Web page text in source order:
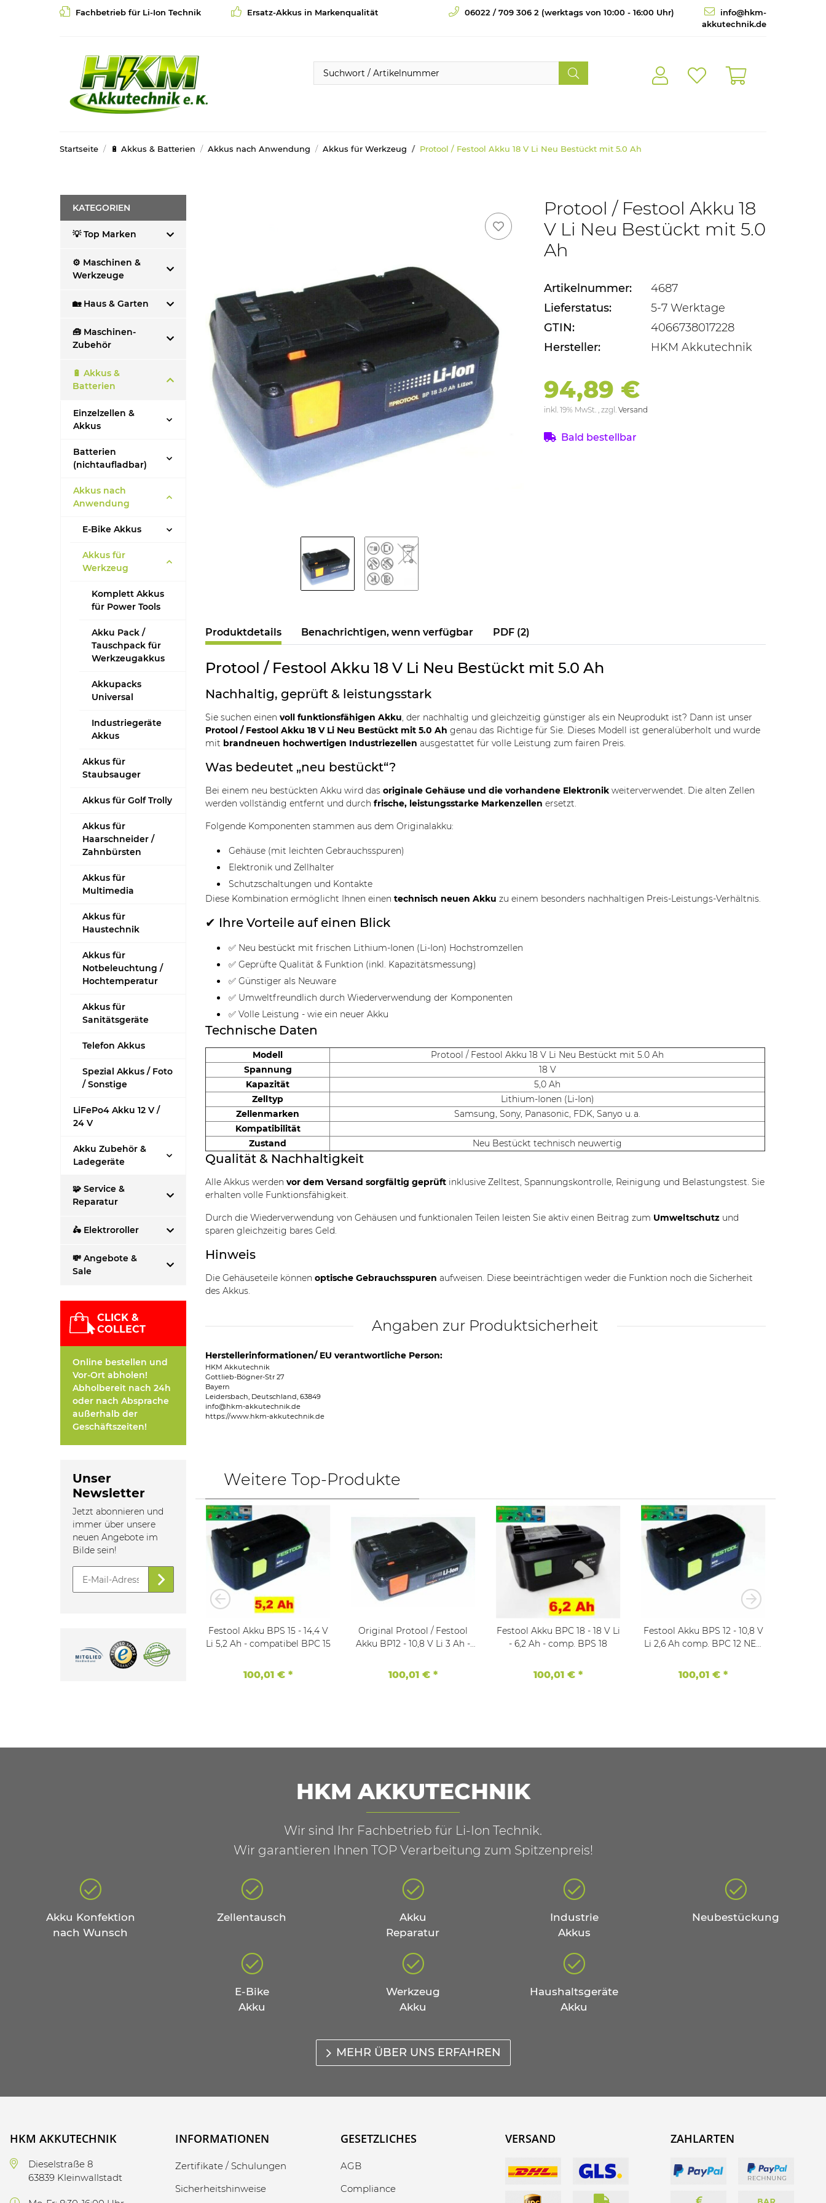
Fachbetrieb für Li-Ion Technik Ersatz-Akkus in Markenqualität 06022 / 709 306 2 (werktags von 10:00 - 16:00 Uhr)
info@hkm-
akkutechnik.de
Startseite 🔋 Akkus & Batterien Akkus nach Anwendung Akkus für Werkzeug Protool / Festool Akku 18 V Li Neu Bestückt mit 5.0 Ah
Protool / Festool Akku 18
V Li Neu Bestückt mit 5.0
Ah
Artikelnummer:
4687
Lieferstatus:
5-7 Werktage
GTIN:
4066738017228
Hersteller:
HKM Akkutechnik
94,89 €
inkl. 19% MwSt. , zzgl. Versand
Bald bestellbar
Produktdetails Benachrichtigen, wenn verfügbar PDF (2)
Protool / Festool Akku 18 V Li Neu Bestückt mit 5.0 Ah
Nachhaltig, geprüft & leistungsstark
Sie suchen einenvoll funktionsfähigen Akku, der nachhaltig und gleichzeitig günstiger als ein Neuprodukt ist? Dann ist unser
Protool / Festool Akku 18 V Li Neu Bestückt mit 5.0 Ahgenau das Richtige für Sie. Dieses Modell ist generalüberholt und wurde
mit brandneuen hochwertigen Industriezellen ausgestattet für volle Leistung zum fairen Preis.
Was bedeutet „neu bestückt“?
Bei einem neu bestückten Akku wird dasoriginale Gehäuse und die vorhandene Elektronik weiterverwendet. Die alten Zellen
werden vollständig entfernt und durchfrische, leistungsstarke Markenzellen ersetzt.
Folgende Komponenten stammen aus dem Originalakku:
Gehäuse (mit leichten Gebrauchsspuren)
Elektronik und Zellhalter
Schutzschaltungen und Kontakte
Diese Kombination ermöglicht Ihnen einentechnisch neuen Akku zu einem besonders nachhaltigen Preis-Leistungs-Verhältnis.
✔ Ihre Vorteile auf einen Blick
✅ Neu bestückt mit frischen Lithium-Ionen (Li-Ion) Hochstromzellen
✅ Geprüfte Qualität & Funktion (inkl. Kapazitätsmessung)
✅ Günstiger als Neuware
✅ Umweltfreundlich durch Wiederverwendung der Komponenten
✅ Volle Leistung - wie ein neuer Akku
Technische Daten
Modell
Protool / Festool Akku 18 V Li Neu Bestückt mit 5.0 Ah
Spannung
18 V
Kapazität
5,0 Ah
Zelltyp
Lithium-Ionen (Li-Ion)
Zellenmarken
Samsung, Sony, Panasonic, FDK, Sanyo u. a.
Kompatibilität
Zustand
Neu Bestückt technisch neuwertig
Qualität & Nachhaltigkeit
Alle Akkus werdenvor dem Versand sorgfältig geprüft inklusive Zelltest, Spannungskontrolle, Reinigung und Belastungstest. Sie
erhalten volle Funktionsfähigkeit.
Durch die Wiederverwendung von Gehäusen und funktionalen Teilen leisten Sie aktiv einen Beitrag zum Umweltschutz und
sparen gleichzeitig bares Geld.
Hinweis
Die Gehäuseteile könnenoptische Gebrauchsspuren aufweisen. Diese beeinträchtigen weder die Funktion noch die Sicherheit
des Akkus.
Angaben zur Produktsicherheit
Herstellerinformationen/ EU verantwortliche Person:
HKM Akkutechnik
Gottlieb-Bögner-Str 27
Bayern
Leidersbach, Deutschland, 63849
info@hkm-akkutechnik.de
https://www.hkm-akkutechnik.de
Weitere Top-Produkte
Ohne Gürtelclip)
Festool Akku BPS 15 - 14,4 V
Li 5,2 Ah - compatibel BPC 15
100,01 €*
Original Protool / Festool
Akku BP12 - 10,8 V Li 3 Ah -
100,01 €*
Festool Akku BPC 18 - 18 V Li
- 6,2 Ah - comp. BPS 18
100,01 €*
Festool Akku BPS 12 - 10,8 V
Li 2,6 Ah comp. BPC 12 NEU
100,01 €*
KATEGORIEN
💡 Top Marken
⚙️ Maschinen &
Werkzeuge
🏡 Haus & Garten
🧰 Maschinen-
Zubehör
🔋 Akkus &
Batterien
Einzelzellen &
Akkus
Batterien
(nichtaufladbar)
Akkus nach
Anwendung
E-Bike Akkus
Akkus für
Werkzeug
Komplett Akkus
für Power Tools
Akku Pack /
Tauschpack für
Werkzeugakkus
Akkupacks
Universal
Industriegeräte
Akkus
Akkus für
Staubsauger
Akkus für Golf Trolly
Akkus für
Haarschneider /
Zahnbürsten
Akkus für
Multimedia
Akkus für
Haustechnik
Akkus für
Notbeleuchtung /
Hochtemperatur
Akkus für
Sanitätsgeräte
Telefon Akkus
Spezial Akkus / Foto
/ Sonstige
LiFePo4 Akku 12 V /
24 V
Akku Zubehör &
Ladegeräte
🧩 Service &
Reparatur
🛵 Elektroroller
💸 Angebote &
Sale
CLICK &
COLLECT
Online bestellen und
Vor-Ort abholen!
Abholbereit nach 24h
oder nach Absprache
außerhalb der
Geschäftszeiten!
Unser
Newsletter
Jetzt abonnieren und
immer über unsere
neuen Angebote im
Bilde sein!
HKM AKKUTECHNIK
Wir sind Ihr Fachbetrieb für Li-Ion Technik.
Wir garantieren Ihnen TOP Verarbeitung zum Spitzenpreis!
Akku Konfektion
nach Wunsch
Zellentausch
Akku
Reparatur
Industrie
Akkus
Neubestückung
E-Bike
Akku
Werkzeug
Akku
Haushaltsgeräte
Akku
MEHR ÜBER UNS ERFAHREN
HKM AKKUTECHNIK
Dieselstraße 8
63839 Kleinwallstadt
INFORMATIONEN
Zertifikate / Schulungen
Sicherheitshinweise
GESETZLICHES
AGB
Compliance
VERSAND ZAHLARTEN